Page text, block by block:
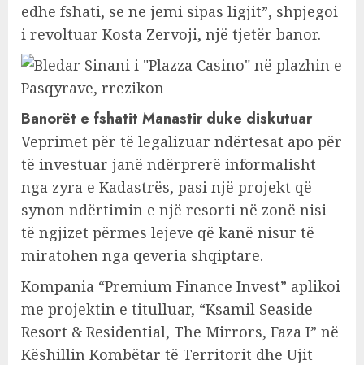
edhe fshati, se ne jemi sipas ligjit”, shpjegoi
i revoltuar Kosta Zervoji, një tjetër banor.
Banorët e fshatit Manastir duke diskutuar
Veprimet për të legalizuar ndërtesat apo për
të investuar janë ndërprerë informalisht
nga zyra e Kadastrës, pasi një projekt që
synon ndërtimin e një resorti në zonë nisi
të ngjizet përmes lejeve që kanë nisur të
miratohen nga qeveria shqiptare.
Kompania “Premium Finance Invest” aplikoi
me projektin e titulluar, “Ksamil Seaside
Resort & Residential, The Mirrors, Faza I” në
Këshillin Kombëtar të Territorit dhe Ujit